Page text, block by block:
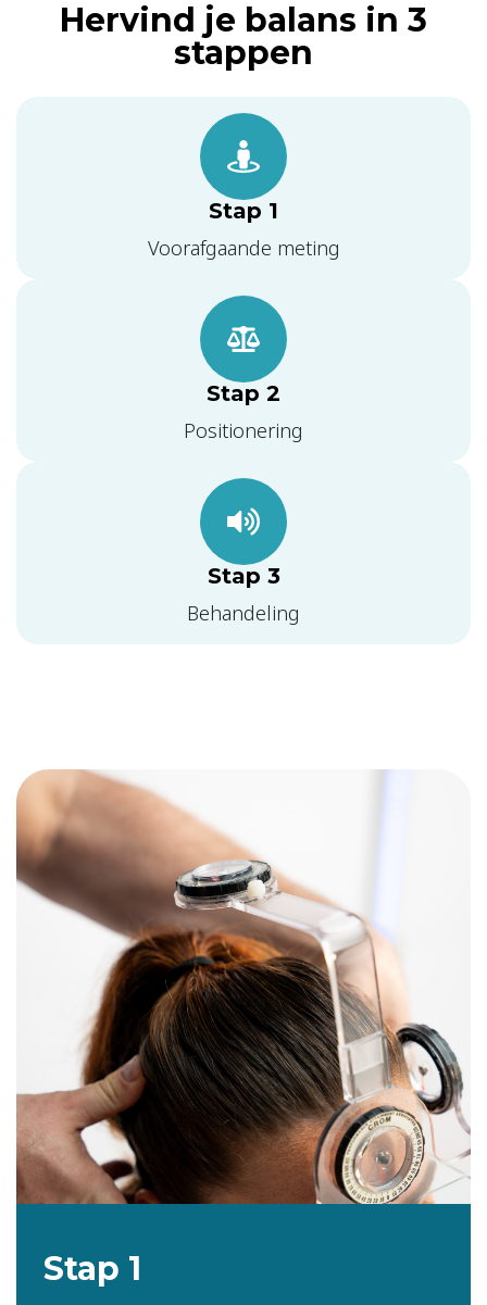
Hervind je balans in 3
stappen
Stap 1
Voorafgaande meting
Stap 2
Positionering
Stap 3
Behandeling
Stap 1